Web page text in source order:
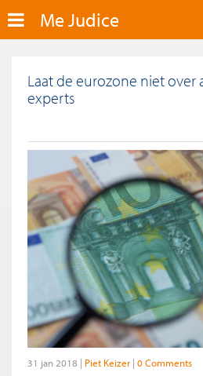
Me Judice
Laat de eurozone niet over
experts
31 jan 2018 Piet Keizer 0 Comments